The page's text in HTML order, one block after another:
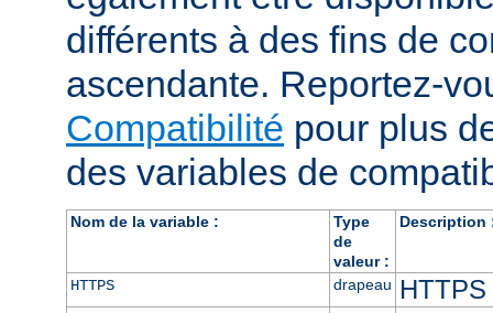
différents à des fins de
ascendante. Reportez-
Compatibilité pour plus
des variables de
Nom de la variable :
Type
de
valeur :
Description
HTTPS drapeau